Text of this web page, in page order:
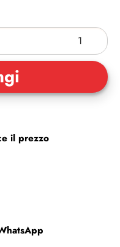
il prezzo